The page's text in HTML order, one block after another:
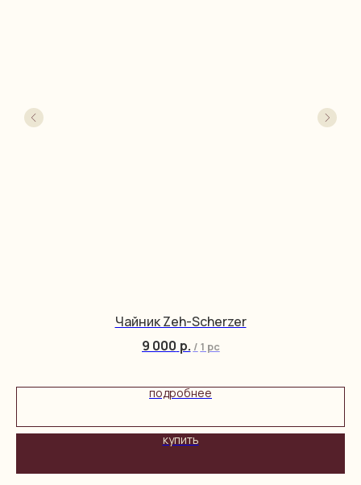
Чайник Zeh-Scherzer
9 000 р. / 1 pc
подробнее
купить